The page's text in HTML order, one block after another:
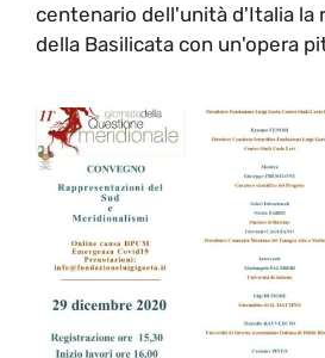
centenario dell'unità d'Italia la
della Basilicata con un'opera